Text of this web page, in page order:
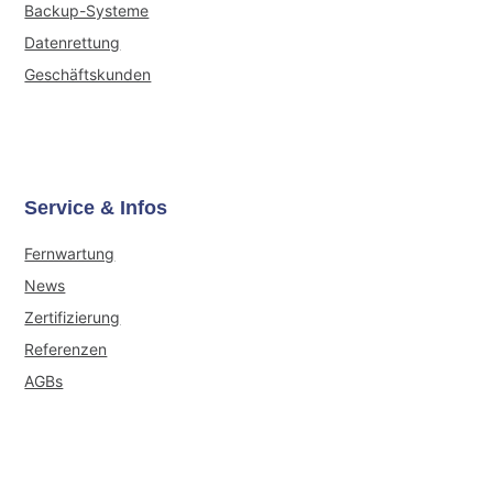
Service & Infos
Fernwartung
News
Zertifizierung
Referenzen
AGBs
Backup-Systeme
Datenrettung
Geschäftskunden